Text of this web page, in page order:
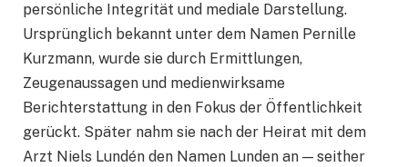
persönliche Integrität und mediale Darstellung.
Ursprünglich bekannt unter dem Namen Pernille
Kurzmann, wurde sie durch Ermittlungen,
Zeugenaussagen und medienwirksame
Berichterstattung in den Fokus der Öffentlichkeit
gerückt. Später nahm sie nach der Heirat mit dem
Arzt Niels Lundén den Namen Lunden an — seither